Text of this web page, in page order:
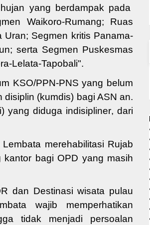
yang berdampak pada
Waikoro-Rumang; Ruas
Uran; Segmen kritis Panama-
; serta Segmen Puskesmas
Lelata-Tapobali".
KSO/PPN-PNS yang belum
(kumdis) bagi ASN an.
yang diduga indisipliner, dari
Lembata merehabilitasi Rujab
kantor bagi OPD yang masih
dan Destinasi wisata pulau
wajib memperhatikan
tidak menjadi persoalan